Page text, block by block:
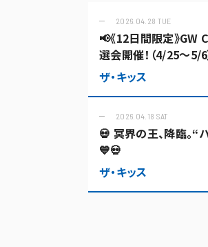
2026.04.28 TUE
📢《12日間限定》GW
選会開催！（4/25〜5/
ザ・キッス
2026.04.18 SAT
💀 冥界の王、降臨。“
💙💀
ザ・キッス